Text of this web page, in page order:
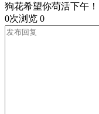
狗花希望你苟活下午！
0次浏览 0